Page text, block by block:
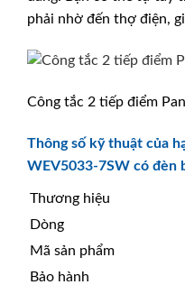
phải nhờ đến thợ điện,
Công tắc 2 tiếp điểm
Thông số kỹ thuật của
WEV5033-7SW có đèn
Thương hiệu
Dòng
Mã sản phẩm
Bảo hành